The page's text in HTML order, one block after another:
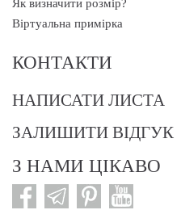
Як визначити розмір?
Віртуальна примірка
КОНТАКТИ
НАПИСАТИ ЛИСТА
ЗАЛИШИТИ ВІДГУК
З НАМИ ЦІКАВО